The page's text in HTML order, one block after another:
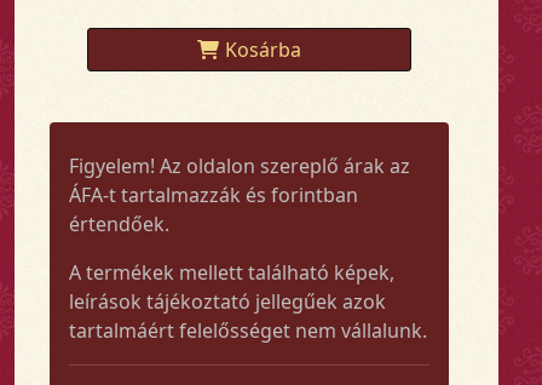
Kosárba
Figyelem! Az oldalon szereplő árak az
ÁFA-t tartalmazzák és forintban
értendőek.
A termékek mellett található képek,
leírások tájékoztató jellegűek azok
tartalmáért felelősséget nem vállalunk.